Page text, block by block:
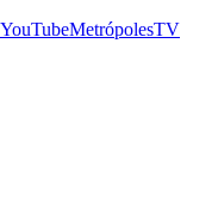
YouTubeMetrópolesTV